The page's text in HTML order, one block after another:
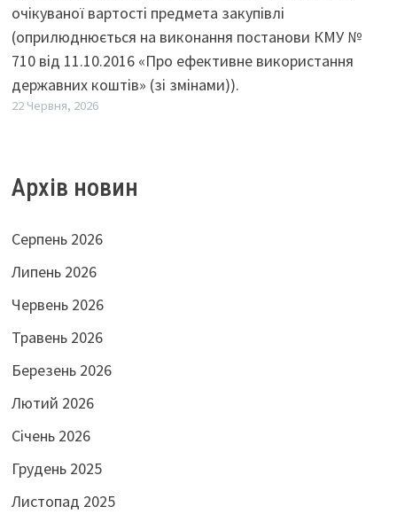
очікуваної вартості предмета закупівлі
(оприлюднюється на виконання постанови КМУ №
710 від 11.10.2016 «Про ефективне використання
державних коштів» (зі змінами)).
22 Червня, 2026
Архів новин
Серпень 2026
Липень 2026
Червень 2026
Травень 2026
Березень 2026
Лютий 2026
Січень 2026
Грудень 2025
Листопад 2025